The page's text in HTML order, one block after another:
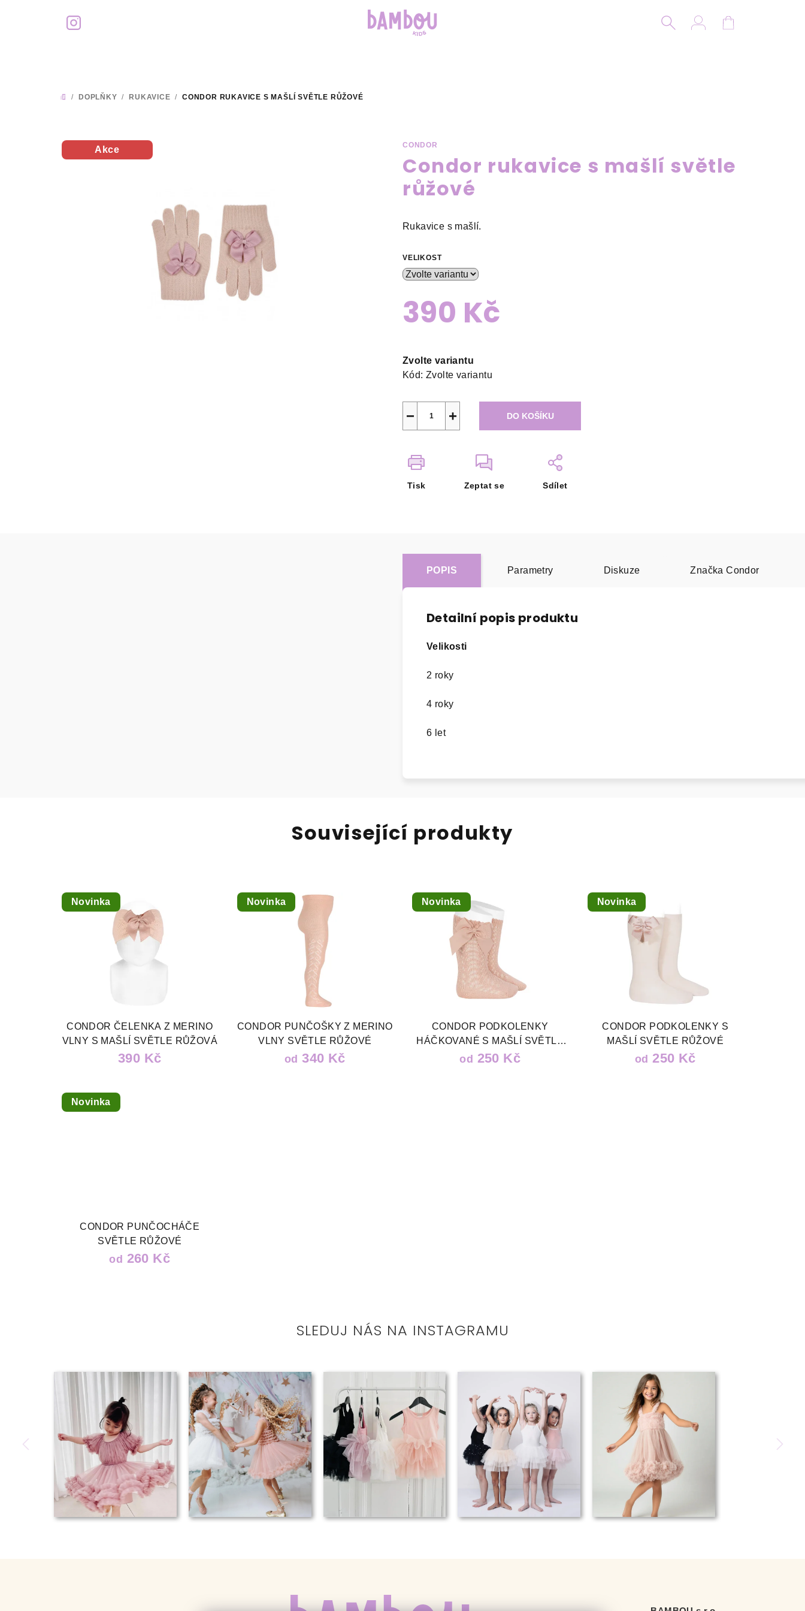
DOMŮ
/ DOPLŇKY / RUKAVICE / CONDOR RUKAVICE S MAŠLÍ SVĚTLE RŮŽOVÉ
CONDOR
Condor rukavice s mašlí světle
růžové
Rukavice s mašlí.
VELIKOST
390 Kč
cena:
Zvolte variantu
Kód: Zvolte variantu
+
− DO KOŠÍKU
Tisk Zeptat se Sdílet
Akce
POPIS Parametry Diskuze Značka Condor
Detailní popis produktu
Velikosti
2 roky
4 roky
6 let
Související produkty
Novinka
CONDOR ČELENKA Z MERINO
VLNY S MAŠLÍ SVĚTLE RŮŽOVÁ
390 Kč
Novinka
CONDOR PUNČOŠKY Z MERINO
VLNY SVĚTLE RŮŽOVÉ
od 340 Kč
Novinka
CONDOR PODKOLENKY
HÁČKOVANÉ S MAŠLÍ SVĚTLE
RŮŽOVÉ
od 250 Kč
Novinka
CONDOR PODKOLENKY S
MAŠLÍ SVĚTLE RŮŽOVÉ
od 250 Kč
Novinka
CONDOR PUNČOCHÁČE
SVĚTLE RŮŽOVÉ
od 260 Kč
SLEDUJ NÁS NA INSTAGRAMU